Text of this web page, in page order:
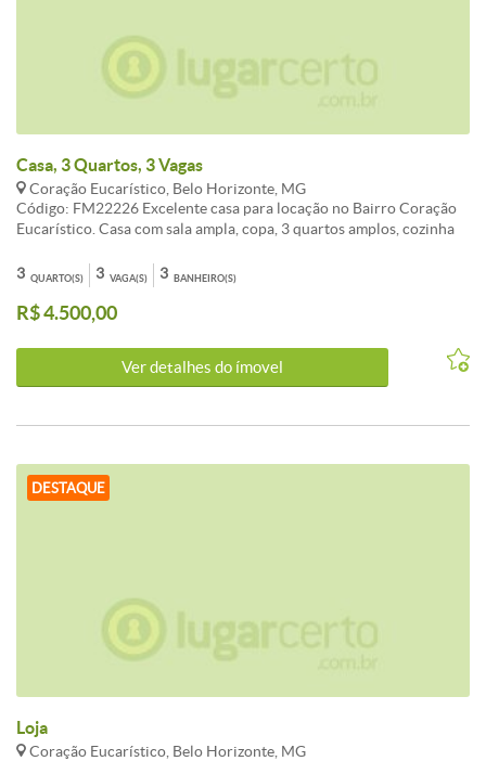
Casa, 3 Quartos, 3 Vagas
Coração Eucarístico, Belo Horizonte, MG
Código: FM22226 Excelente casa para locação no Bairro Coração
Eucarístico. Casa com sala ampla, copa, 3 quartos amplos, cozinha
diversos tipos de plantas. Excelente localização.
CARACTERISTICAS:Cozinha com armários - 2 Banheiros com
armários - 1 Banhos com blindex - D.C.E. - Despensa - Sol da manhã
QUARTO(S)
3 VAGA(S)
3 BANHEIRO(S)
3
R$ 4.500,00
Ver detalhes do ímovel
DESTAQUE
Loja
Coração Eucarístico, Belo Horizonte, MG